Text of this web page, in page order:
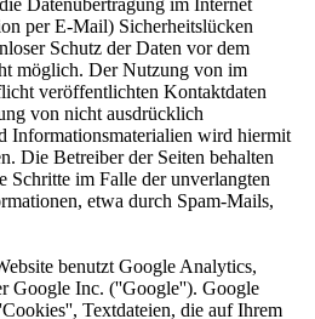
Datenübertragung im Internet
per E-Mail) Sicherheitslücken
Schutz der Daten vor dem
möglich. Der Nutzung von im
veröffentlichten Kontaktdaten
von nicht ausdrücklich
Informationsmaterialien wird hiermit
Die Betreiber der Seiten behalten
Schritte im Falle der unverlangten
etwa durch Spam-Mails,
benutzt Google Analytics,
Google Inc. (''Google''). Google
Textdateien, die auf Ihrem